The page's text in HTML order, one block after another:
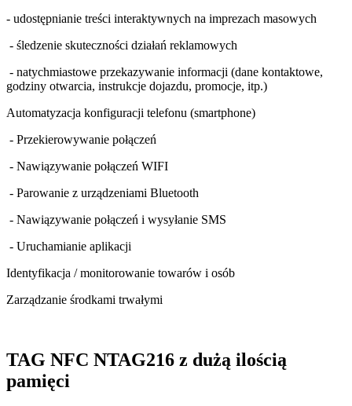
- udostępnianie treści interaktywnych na imprezach masowych
- śledzenie skuteczności działań reklamowych
- natychmiastowe przekazywanie informacji (dane kontaktowe,
godziny otwarcia, instrukcje dojazdu, promocje, itp.)
Automatyzacja konfiguracji telefonu (smartphone)
- Przekierowywanie połączeń
- Nawiązywanie połączeń WIFI
- Parowanie z urządzeniami Bluetooth
- Nawiązywanie połączeń i wysyłanie SMS
- Uruchamianie aplikacji
Identyfikacja / monitorowanie towarów i osób
Zarządzanie środkami trwałymi
TAG NFC NTAG216 z dużą ilością
pamięci